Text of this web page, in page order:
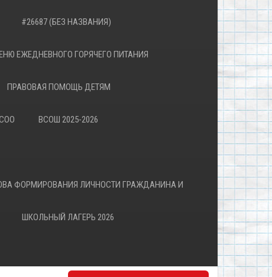
#26687 (БЕЗ НАЗВАНИЯ)
ЕЖЕДНЕВНОГО ГОРЯЧЕГО ПИТАНИЯ
ПРАВОВАЯ ПОМОЩЬ ДЕТЯМ
ВСОШ 2025-2026
ФОРМИРОВАНИЯ ЛИЧНОСТИ ГРАЖДАНИНА И
ШКОЛЬНЫЙ ЛАГЕРЬ 2026